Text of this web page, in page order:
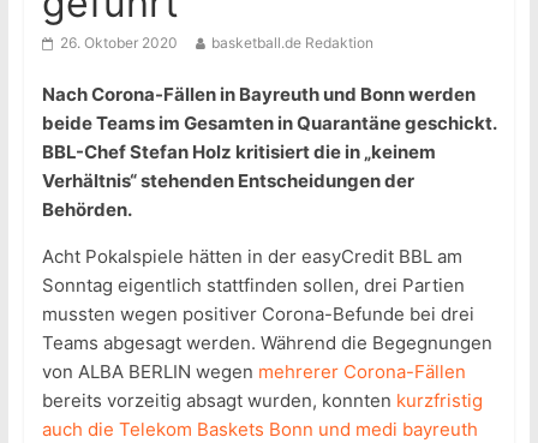
26. Oktober 2020 basketball.de Redaktion
Nach Corona-Fällen in Bayreuth und Bonn werden
beide Teams im Gesamten in Quarantäne geschickt.
BBL-Chef Stefan Holz kritisiert die in „keinem
Verhältnis“ stehenden Entscheidungen der
Behörden.
Acht Pokalspiele hätten in der easyCredit BBL am
Sonntag eigentlich stattfinden sollen, drei Partien
mussten wegen positiver Corona-Befunde bei drei
Teams abgesagt werden. Während die Begegnungen
von ALBA BERLIN wegen mehrerer Corona-Fällen
bereits vorzeitig absagt wurden, konnten kurzfristig
auch die Telekom Baskets Bonn und medi bayreuth